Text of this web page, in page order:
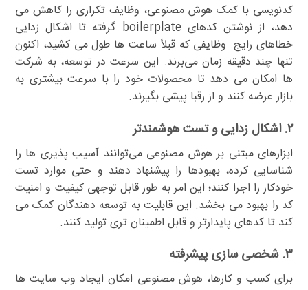
کدنویسی با کمک هوش مصنوعی، وظایف تکراری را کاهش می
دهد، از نوشتن کدهای boilerplate گرفته تا اشکال زدایی
خطاهای رایج. وظایفی که قبلاً ساعت ها طول می کشید، اکنون
تنها چند دقیقه زمان می‌برند. این سرعت در توسعه، به شرکت
ها امکان می دهد تا محصولات خود را با سرعت بیشتری به
بازار عرضه کنند و از رقبا پیشی بگیرند.
۲. اشکال زدایی و تست هوشمندتر
ابزارهای مبتنی بر هوش مصنوعی می‌توانند آسیب پذیری ها را
شناسایی کرده، بهبودها را پیشنهاد دهند و حتی موارد تست
خودکار را اجرا کنند؛ این امر به طور قابل توجهی کیفیت و امنیت
کد را بهبود می بخشد. این قابلیت به توسعه دهندگان کمک می
کند تا کدهای پایدارتر و قابل اطمینان تری تولید کنند.
۳. شخصی سازی پیشرفته
برای کسب و کارها، هوش مصنوعی امکان ایجاد وب سایت ها